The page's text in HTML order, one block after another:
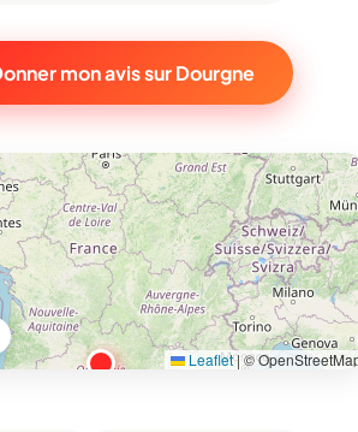
mon avis sur Dourgne
Leaflet|©